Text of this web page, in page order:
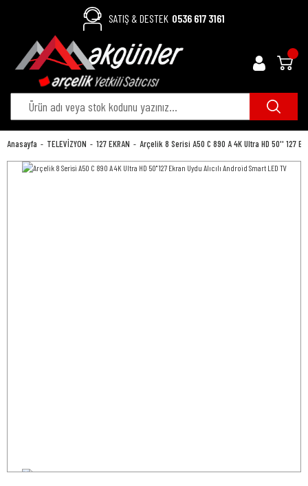
SATIŞ & DESTEK 0536 617 3161
Anasayfa TELEVİZYON 127 EKRAN Arçelik 8 Serisi A50 C 890 A 4K Ultra HD 50'' 127